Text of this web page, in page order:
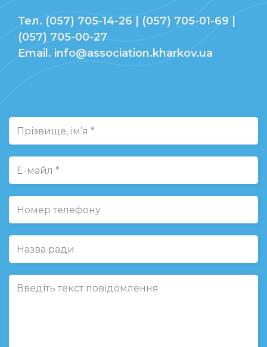
Тел. (057) 705-14-26 | (057) 705-01-69 |
(057) 705-00-27
Email. info@association.kharkov.ua